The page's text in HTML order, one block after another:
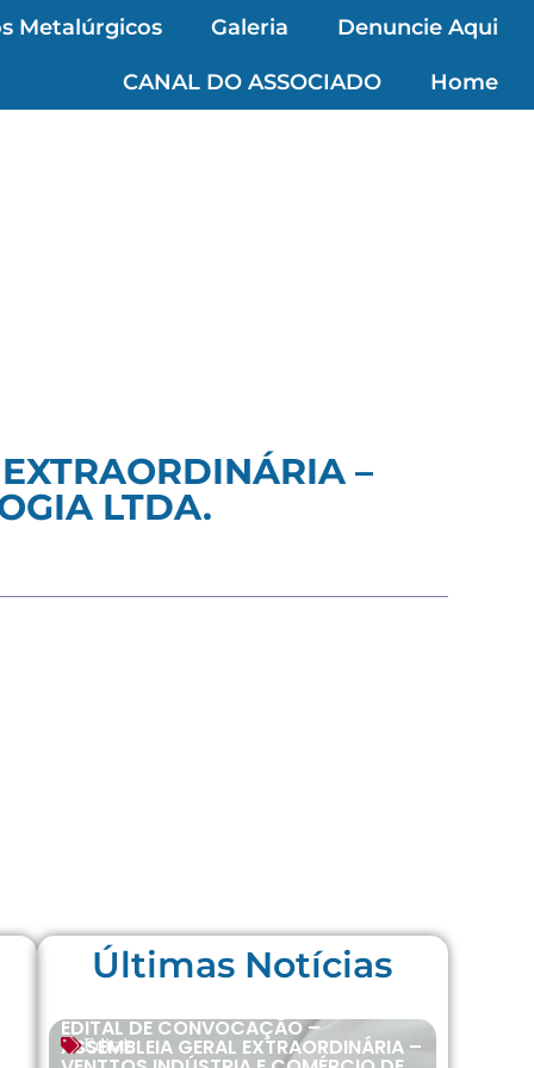
Metalúrgicos Galeria Denuncie Aqui
CANAL DO ASSOCIADO Home
–
LTDA.
Últimas Notícias
Editais
EDITAL DE CONVOCAÇÃO –
ASSEMBLEIA GERAL EXTRAORDINÁRIA –